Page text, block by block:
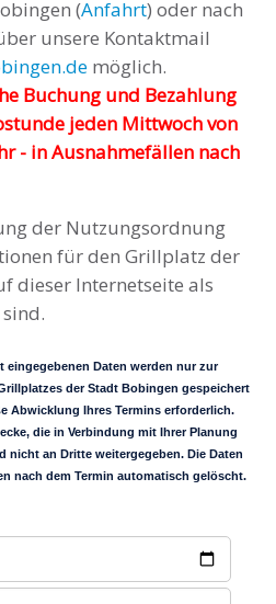
(Anfahrt) oder nach
unsere Kontaktmail
möglich.
Buchung und Bezahlung
jeden Mittwoch von
- in Ausnahmefällen nach
der Nutzungsordnung
für den Grillplatz der
dieser Internetseite als
eingegebenen Daten werden nur zur
der Stadt Bobingen gespeichert
Abwicklung Ihres Termins erforderlich.
die in Verbindung mit Ihrer Planung
nicht an Dritte weitergegeben. Die Daten
nach dem Termin automatisch gelöscht.